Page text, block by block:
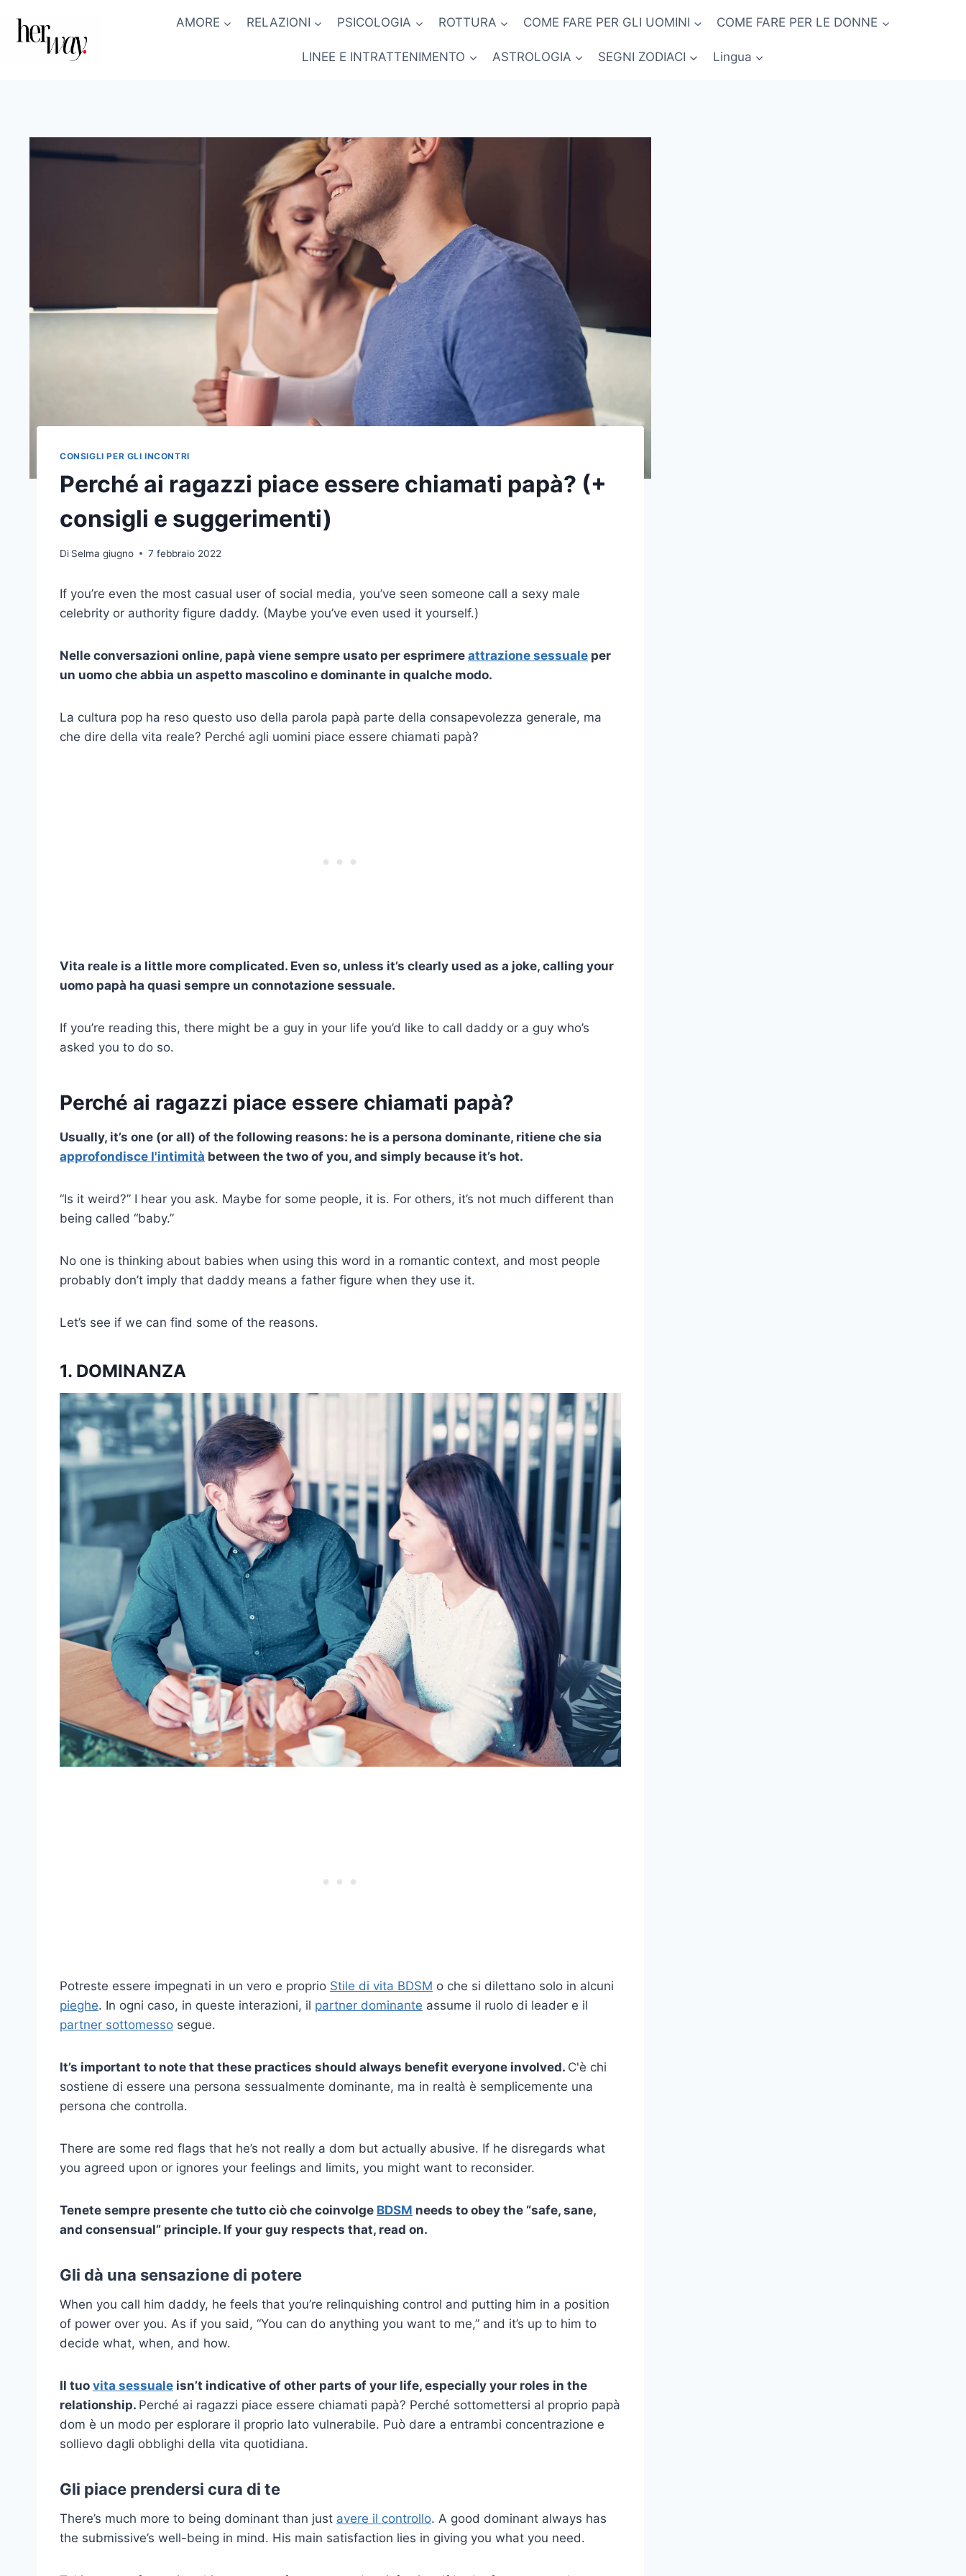
contenuto
AMORE RELAZIONI PSICOLOGIA ROTTURA COME FARE PER GLI UOMINI COME FARE PER LE DONNE
LINEE E INTRATTENIMENTO ASTROLOGIA SEGNI ZODIACI Lingua
CONSIGLI PER GLI INCONTRI
Perché ai ragazzi piace essere chiamati papà? (+
consigli e suggerimenti)
Di Selma giugno 7 febbraio 2022
If you’re even the most casual user of social media, you’ve seen someone call a sexy male
celebrity or authority figure daddy. (Maybe you’ve even used it yourself.)
Nelle conversazioni online, papà viene sempre usato per esprimere attrazione sessuale per
un uomo che abbia un aspetto mascolino e dominante in qualche modo.
La cultura pop ha reso questo uso della parola papà parte della consapevolezza generale, ma
che dire della vita reale? Perché agli uomini piace essere chiamati papà?
Vita reale is a little more complicated. Even so, unless it’s clearly used as a joke, calling your
uomo papà ha quasi sempre un connotazione sessuale.
If you’re reading this, there might be a guy in your life you’d like to call daddy or a guy who’s
asked you to do so.
Perché ai ragazzi piace essere chiamati papà?
Usually, it’s one (or all) of the following reasons: he is a persona dominante, ritiene che sia
approfondisce l'intimità between the two of you, and simply because it’s hot.
“Is it weird?” I hear you ask. Maybe for some people, it is. For others, it’s not much different than
being called “baby.”
No one is thinking about babies when using this word in a romantic context, and most people
probably don’t imply that daddy means a father figure when they use it.
Let’s see if we can find some of the reasons.
1. DOMINANZA
Potreste essere impegnati in un vero e proprio Stile di vita BDSM o che si dilettano solo in alcuni
pieghe. In ogni caso, in queste interazioni, il partner dominante assume il ruolo di leader e il
partner sottomesso segue.
It’s important to note that these practices should always benefit everyone involved. C'è chi
sostiene di essere una persona sessualmente dominante, ma in realtà è semplicemente una
persona che controlla.
There are some red flags that he’s not really a dom but actually abusive. If he disregards what
you agreed upon or ignores your feelings and limits, you might want to reconsider.
Tenete sempre presente che tutto ciò che coinvolge BDSM needs to obey the “safe, sane,
and consensual” principle. If your guy respects that, read on.
Gli dà una sensazione di potere
When you call him daddy, he feels that you’re relinquishing control and putting him in a position
of power over you. As if you said, “You can do anything you want to me,” and it’s up to him to
decide what, when, and how.
Il tuo vita sessuale isn’t indicative of other parts of your life, especially your roles in the
relationship. Perché ai ragazzi piace essere chiamati papà? Perché sottomettersi al proprio papà
dom è un modo per esplorare il proprio lato vulnerabile. Può dare a entrambi concentrazione e
sollievo dagli obblighi della vita quotidiana.
Gli piace prendersi cura di te
There’s much more to being dominant than just avere il controllo. A good dominant always has
the submissive’s well-being in mind. His main satisfaction lies in giving you what you need.